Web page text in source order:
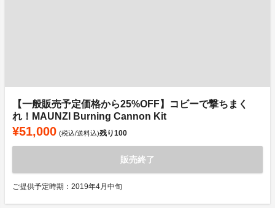
【一般販売予定価格から25%OFF】コビーで撃ちまく
れ！MAUNZI Burning Cannon Kit
¥51,000 (税込/送料込)残り100
販売終了
ご提供予定時期：2019年4月中旬